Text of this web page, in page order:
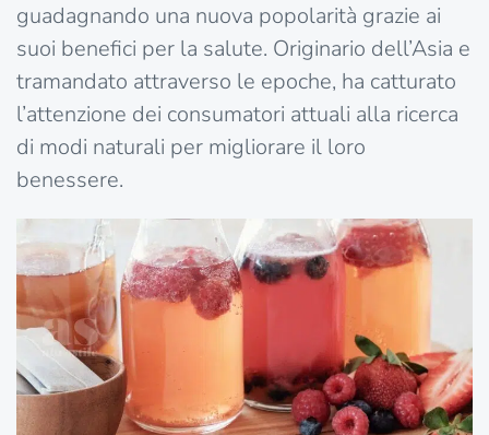
guadagnando una nuova popolarità grazie ai
suoi benefici per la salute. Originario dell’Asia e
tramandato attraverso le epoche, ha catturato
l’attenzione dei consumatori attuali alla ricerca
di modi naturali per migliorare il loro
benessere.